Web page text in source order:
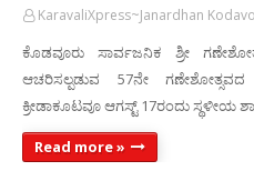
KaravaliXpress~Janardhan
ಕೊಡವೂರು ಸಾರ್ವಜನಿಕ ಶ್ರೀ
ಆಚರಿಸಲ್ಪಡುವ 57ನೇ
ಕ್ರೀಡಾಕೂಟವೂ ಆಗಸ್ಟ್ 17ರಂದು ಸ್ಥಳೀಯ
Read more »